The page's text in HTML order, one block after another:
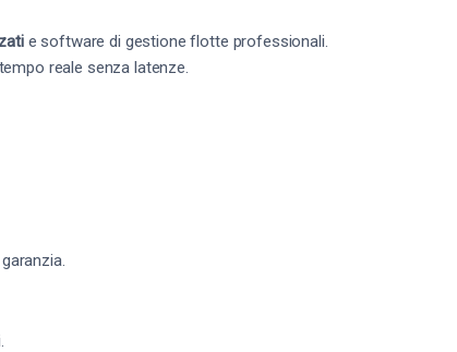
e software di gestione flotte professionali.
reale senza latenze.